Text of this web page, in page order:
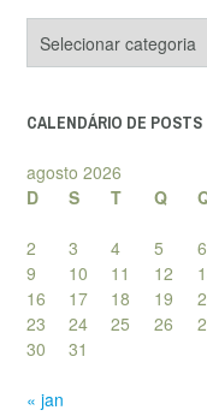
de
CALENDÁRIO DE POSTS
agosto 2026
D
S T Q
2
3 4 5 6
9
10 11 12
16
17 18 19
23
24 25 26
30
31
« jan